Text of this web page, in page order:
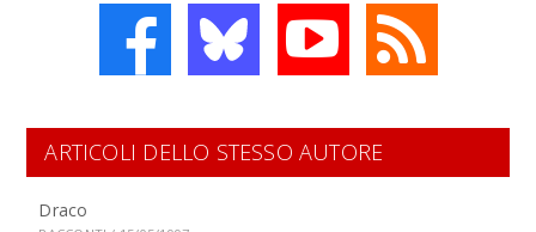
ARTICOLI DELLO STESSO AUTORE
Draco